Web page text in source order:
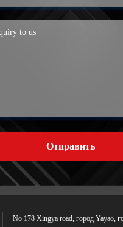
Отправить
No 178 Xingya road, город Yayao,